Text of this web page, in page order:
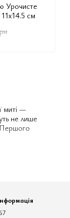
миті —
не лише
Урочисте
см